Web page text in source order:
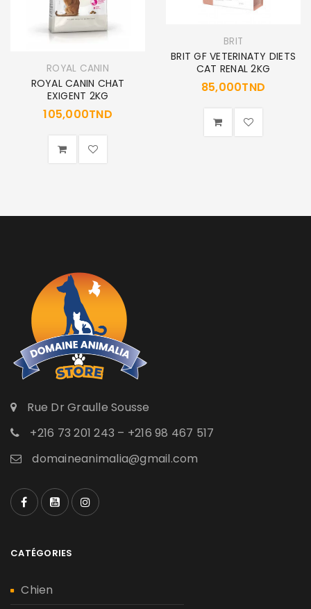
ROYAL CANIN
ROYAL CANIN CHAT
EXIGENT 2KG
105,000TND
BRIT
BRIT GF VETERINATY DIETS
CAT RENAL 2KG
85,000TND
Rue Dr Graulle Sousse
+216 73 201 243 – +216 98 467 517
domaineanimalia@gmail.com
CATÉGORIES
Chien